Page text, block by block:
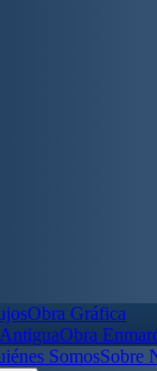
Obra Gráfica
Obra
SomosSobre